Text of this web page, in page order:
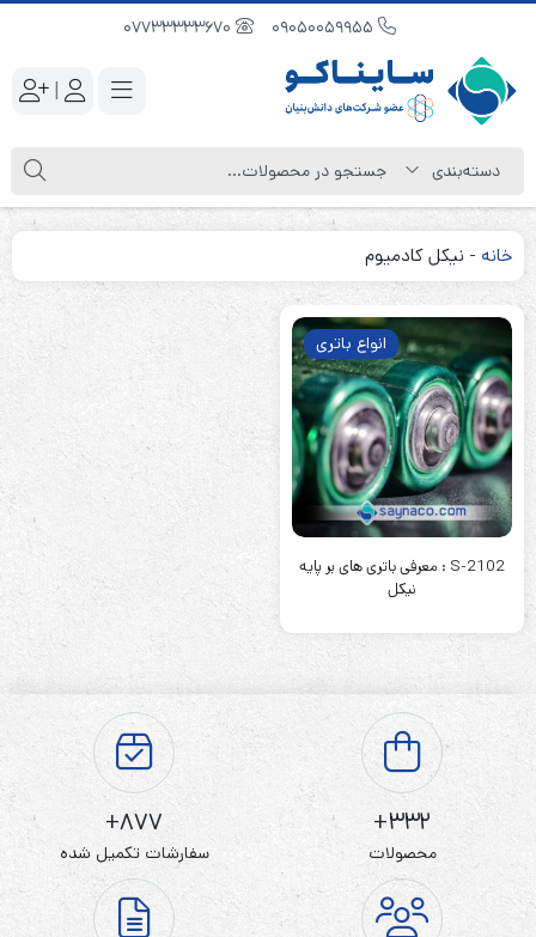
|
خانه - نیکل کادمیوم
انواع باتری
S-2102 : معرفی باتری های بر پایه
نیکل
332+
محصولات
877+
سفارشات تکمیل شده